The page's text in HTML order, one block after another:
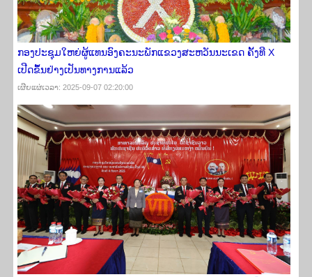
ກອງປະຊຸມໃຫຍ່ຜູ້ແທນອົງຄະນະພັກແຂວງສະຫວັນນະເຂດ ຄັ້ງທີ X
ເປີດຂຶ້ນຢ່າງເປັນທາງການແລ້ວ
ເຜີຍ​ແຜ່​ເວ​ລາ: 2025-09-07 02:20:00